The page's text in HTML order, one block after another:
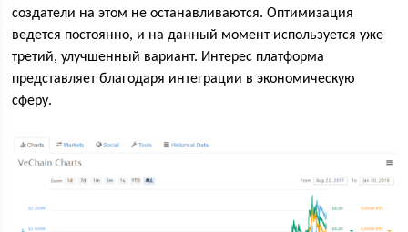
создатели на этом не останавливаются. Оптимизация
ведется постоянно, и на данный момент используется уже
третий, улучшенный вариант. Интерес платформа
представляет благодаря интеграции в экономическую
сферу.